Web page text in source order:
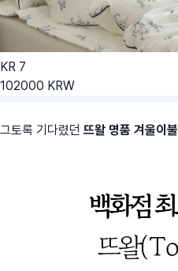
KR 7
102000 KRW
그토록 기다렸던 뜨왈 명품 겨울이불